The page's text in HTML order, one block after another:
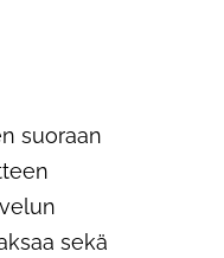
suoraan
sekä